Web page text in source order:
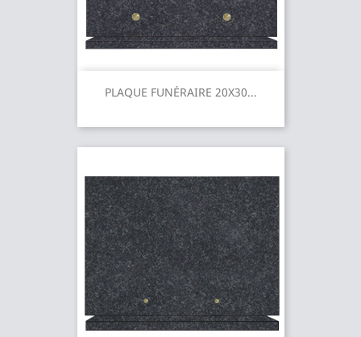
PLAQUE FUNÉRAIRE 20X30...